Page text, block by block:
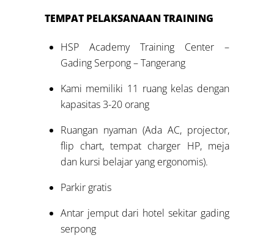
TEMPAT PELAKSANAAN TRAINING
HSP Academy Training Center –
Gading Serpong – Tangerang
Kami memiliki 11 ruang kelas dengan
kapasitas 3-20 orang
Ruangan nyaman (Ada AC, projector,
flip chart, tempat charger HP, meja
dan kursi belajar yang ergonomis).
Parkir gratis
Antar jemput dari hotel sekitar gading
serpong